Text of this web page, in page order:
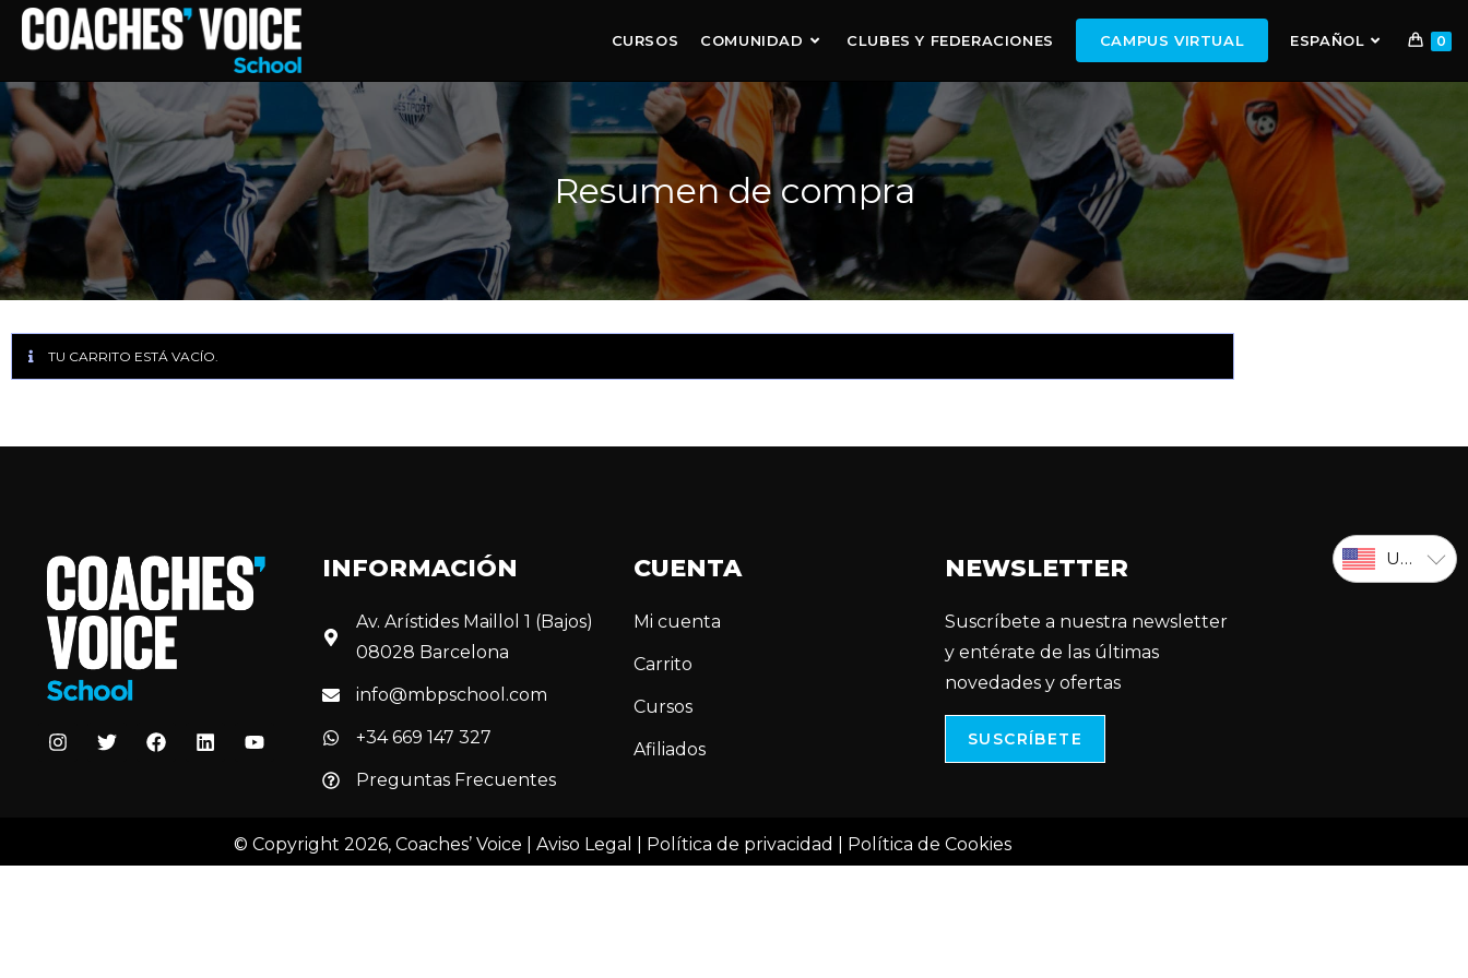
CURSOS COMUNIDAD CLUBES Y FEDERACIONES CAMPUS VIRTUAL ESPAÑOL 0
Resumen de compra
TU CARRITO ESTÁ VACÍO.
INFORMACIÓN
Av. Arístides Maillol 1 (Bajos)
08028 Barcelona
info@mbpschool.com
+34 669 147 327
Preguntas Frecuentes
CUENTA
Mi cuenta
Carrito
Cursos
Afiliados
NEWSLETTER
Suscríbete a nuestra newsletter
y entérate de las últimas
novedades y ofertas
SUSCRÍBETE
© Copyright 2026, Coaches’ Voice | Aviso Legal Política de privacidad Política de Cookies
USD